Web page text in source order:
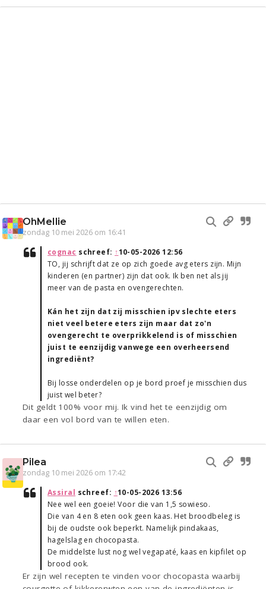
OhMellie
zondag 10 mei 2026 om 16:41
cognac schreef: ↑10-05-2026 12:56
TO, jij schrijft dat ze op zich goede avg eters zijn. Mijn
kinderen (en partner) zijn dat ook. Ik ben net als jij
meer van de pasta en ovengerechten.
Kán het zijn dat zij misschien ipv slechte eters
niet veel betere eters zijn maar dat zo'n
ovengerecht te overprikkelend is of misschien
juist te eenzijdig vanwege een overheersend
ingrediënt?
Bij losse onderdelen op je bord proef je misschien dus
juist wel beter?
Dit geldt 100% voor mij. Ik vind het te eenzijdig om
daar een vol bord van te willen eten.
Pilea
zondag 10 mei 2026 om 17:42
Assiral schreef: ↑10-05-2026 13:56
Nee wel een goeie! Voor die van 1,5 sowieso.
Die van 4 en 8 eten ook geen kaas. Het broodbeleg is
bij de oudste ook beperkt. Namelijk pindakaas,
hagelslag en chocopasta.
De middelste lust nog wel vegapaté, kaas en kipfilet op
brood ook.
Er zijn wel recepten te vinden voor chocopasta waarbij